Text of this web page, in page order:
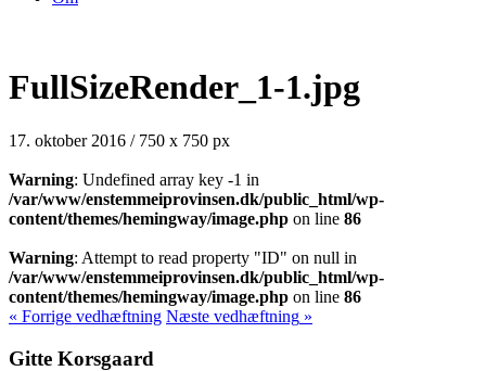
FullSizeRender_1-1.jpg
17. oktober 2016 / 750 x 750 px
Warning: Undefined array key -1 in
/var/www/enstemmeiprovinsen.dk/public_html/wp-
content/themes/hemingway/image.php on line 86
Warning: Attempt to read property "ID" on null in
/var/www/enstemmeiprovinsen.dk/public_html/wp-
content/themes/hemingway/image.php on line 86
« Forrige vedhæftning Næste vedhæftning »
Gitte Korsgaard